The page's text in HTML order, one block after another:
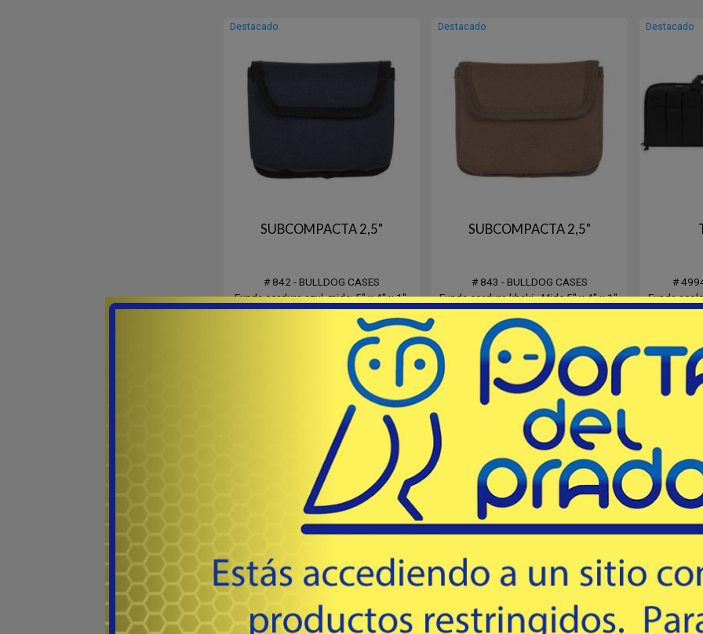
Destacado
SUBCOMPACTA 2,5"
# 842 - BULLDOG CASES
Funda cordura azul, mide: 5" x 4" x 1",
para llevar en el cinto, con tapa y
botones metálicos simil estuche de
Comprar
Destacado
SUBCOMPACTA 2,5"
# 843 - BULLDOG CASES
Funda cordura khaki - Mide 5" x 4" x 1",
para llevar en el cinto, con tapa y
botones metálicos, simil estuche de
celular
25
Comprar
Destacado
#
Funda
109
Destacado